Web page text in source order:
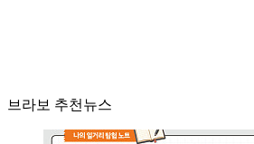
브라보 추천뉴스